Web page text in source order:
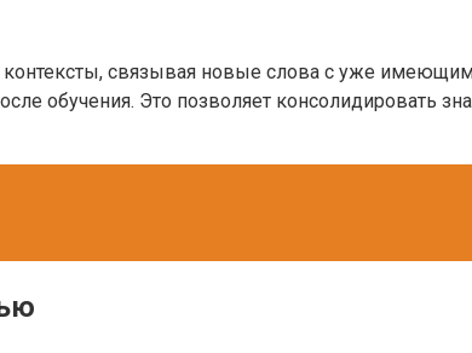
связывая новые слова с уже
обучения. Это позволяет консолидировать